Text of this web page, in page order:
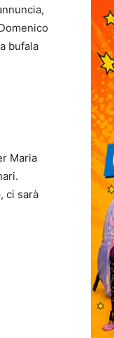
bufala
Maria
ci sarà